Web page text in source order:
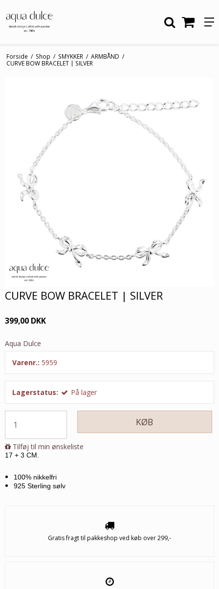
Forside / Shop / SMYKKER / ARMBÅND /
CURVE BOW BRACELET | SILVER
CURVE BOW BRACELET | SILVER
399,00 DKK
Aqua Dulce
Varenr.: 5959
Lagerstatus: På lager
KØB
Tilføj til min ønskeliste
17 + 3 CM.
100% nikkelfri
925 Sterling sølv
Gratis fragt til pakkeshop ved køb over 299,-